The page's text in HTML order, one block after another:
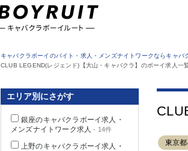
キャバクラボーイのバイト・求人・メンズナイトワークならキャバ
CLUB LEGEND(レジェンド)【大山・キャバクラ】のボーイ求人一
東京
エリア別にさがす
銀座のキャバクラボーイ求人・
メンズナイトワーク求人 - 14件
上野のキャバクラボーイ求人・
東京都